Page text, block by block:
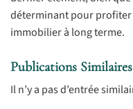
déterminant pour
immobilier à long terme.
Publications
Il n’y a pas d’entrée